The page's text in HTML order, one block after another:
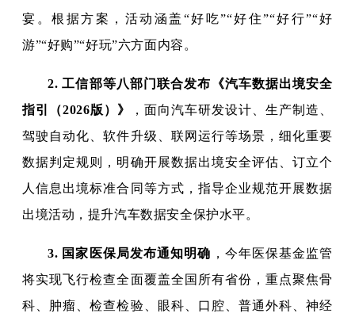
宴。根据方案，活动涵盖“好吃”“好住”“好行”“好
游”“好购”“好玩”六方面内容。
2.工信部等八部门联合发布《汽车数据出境安全
指引（2026版）》
，面向汽车研发设计、生产制造、
驾驶自动化、软件升级、联网运行等场景，细化重要
数据判定规则，明确开展数据出境安全评估、订立个
人信息出境标准合同等方式，指导企业规范开展数据
出境活动，提升汽车数据安全保护水平。
3. 国家医保局发布通知明确 ，今年医保基金监管
将实现飞行检查全面覆盖全国所有省份，重点聚焦骨
科、肿瘤、检查检验、眼科、口腔、普通外科、神经